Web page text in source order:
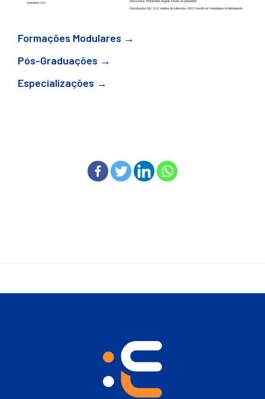
Formações Modulares →
Pós-Graduações →
Especializações →